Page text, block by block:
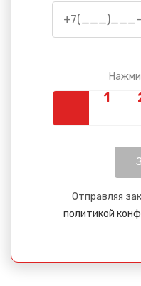
Отправляя
политикой
Спасибо за